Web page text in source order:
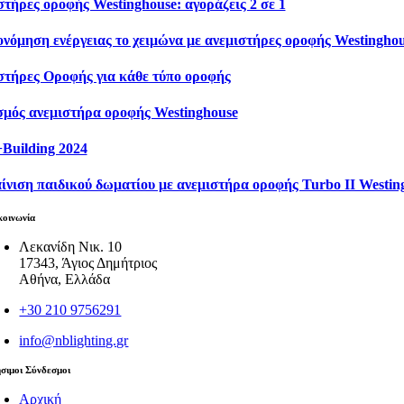
οροφής Westinghouse: αγοράζεις 2 σε 1
ενέργειας το χειμώνα με ανεμιστήρες οροφής
Οροφής για κάθε τύπο οροφής
ανεμιστήρα οροφής Westinghouse
2024
παιδικού δωματίου με ανεμιστήρα οροφής Turbo II
Λεκανίδη Νικ. 10
17343, Άγιος Δημήτριος
Αθήνα, Ελλάδα
+30 210 9756291
info@nblighting.gr
Σύνδεσμοι
Αρχική